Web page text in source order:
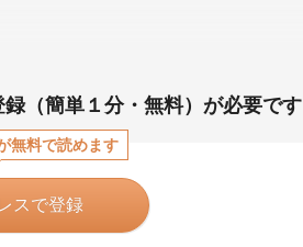
（簡単１分・無料）が必要です
無料で読めます
スで登録